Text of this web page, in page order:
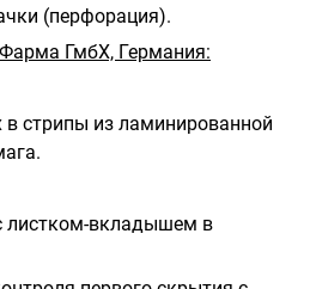
(перфорация).
ГмбХ, Германия:
в стрипы из ламинированной
листком-вкладышем в